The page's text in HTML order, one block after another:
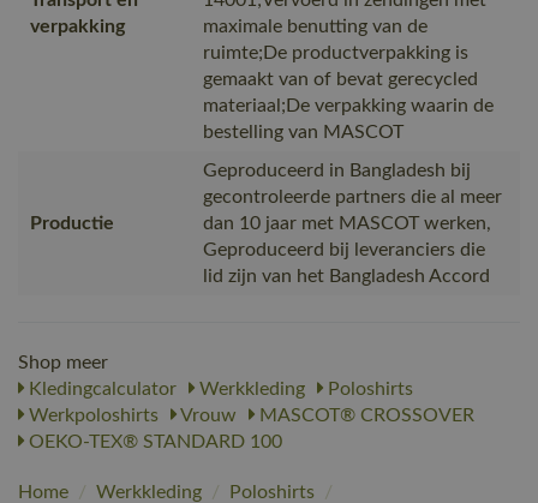
verpakking
maximale benutting van de
ruimte;De productverpakking is
gemaakt van of bevat gerecycled
materiaal;De verpakking waarin de
bestelling van MASCOT
Productie
Geproduceerd in Bangladesh bij
gecontroleerde partners die al meer
dan 10 jaar met MASCOT werken,
Geproduceerd bij leveranciers die
lid zijn van het Bangladesh Accord
Shop meer
Kledingcalculator
Werkkleding
Poloshirts
Werkpoloshirts
Vrouw
MASCOT® CROSSOVER
OEKO-TEX® STANDARD 100
Home / Werkkleding / Poloshirts
/